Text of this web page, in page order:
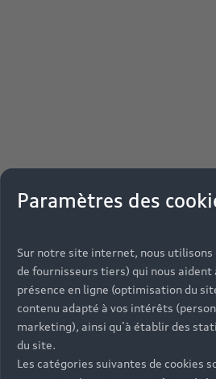
Paramètres des
Sur notre site internet, nous utilisons
de fournisseurs tiers) qui nous
présence en ligne (optimisation du
contenu adapté à vos intérêts
marketing), ainsi qu’à établir des
du site.
Les catégories suivantes de cookies